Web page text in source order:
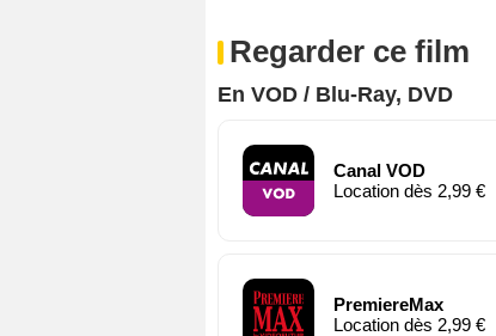
Regarder ce film
En VOD / Blu-Ray, DVD
Canal VOD
Location dès 2,99 €
PremiereMax
Location dès 2,99 €